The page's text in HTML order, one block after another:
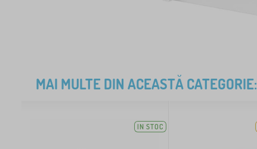
MAI MULTE DIN ACEASTĂ CATEGORIE:
IN STOC